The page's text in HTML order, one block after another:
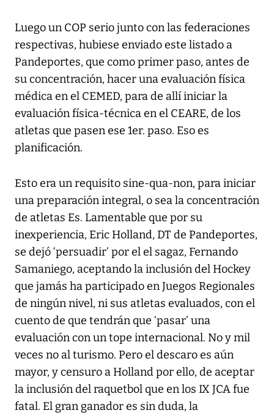
Luego un COP serio junto con las federaciones
respectivas, hubiese enviado este listado a
Pandeportes, que como primer paso, antes de
su concentración, hacer una evaluación física
médica en el CEMED, para de allí iniciar la
evaluación física-técnica en el CEARE, de los
atletas que pasen ese 1er. paso. Eso es
planificación.
Esto era un requisito sine-qua-non, para iniciar
una preparación integral, o sea la concentración
de atletas Es. Lamentable que por su
inexperiencia, Eric Holland, DT de Pandeportes,
se dejó ‘persuadir’ por el el sagaz, Fernando
Samaniego, aceptando la inclusión del Hockey
que jamás ha participado en Juegos Regionales
de ningún nivel, ni sus atletas evaluados, con el
cuento de que tendrán que ‘pasar’ una
evaluación con un tope internacional. No y mil
veces no al turismo. Pero el descaro es aún
mayor, y censuro a Holland por ello, de aceptar
la inclusión del raquetbol que en los IX JCA fue
fatal. El gran ganador es sin duda, la